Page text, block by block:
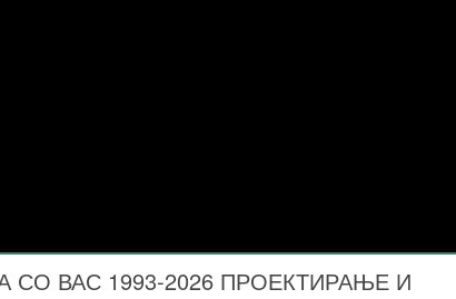
ВАС 1993-2026 ПРОЕКТИРАЊЕ И